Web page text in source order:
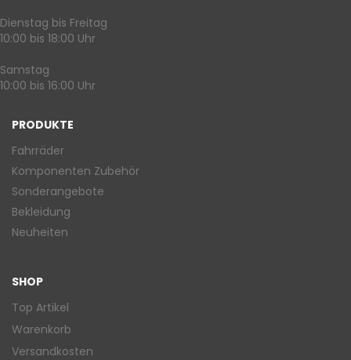
Dienstag bis Freitag
10:00 bis 18:00 Uhr
Samstag
10:00 bis 16:00 Uhr
PRODUKTE
Fahrräder
Komponenten Zubehör
Sonderangebote
Bekleidung
Neuheiten
SHOP
Top Artikel
Warenkorb
Versandkosten